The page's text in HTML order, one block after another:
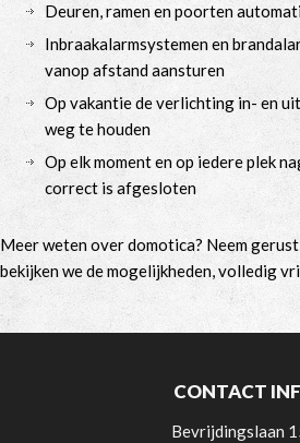
Deuren, ramen en poorten
Inbraakalarmsystemen en
vanop afstand aansturen
Op vakantie de verlichting in- en
weg te houden
Op elk moment en op iedere plek
correct is afgesloten
Meer weten over domotica? Neem gerust
bekijken we de mogelijkheden, volledig
CONTACT
Bevrijdingslaan